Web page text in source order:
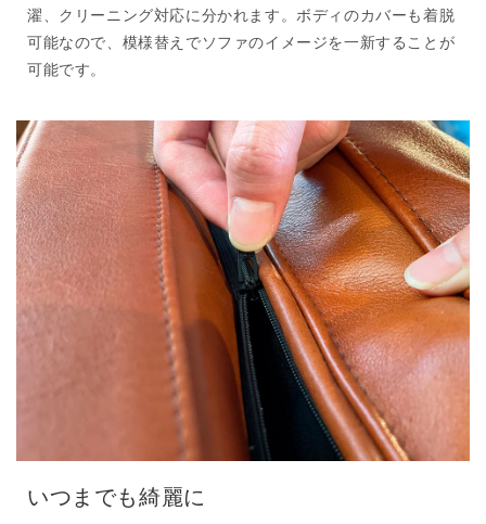
濯、クリーニング対応に分かれます。ボディのカバーも着脱
可能なので、模様替えでソファのイメージを一新することが
可能です。
いつまでも綺麗に